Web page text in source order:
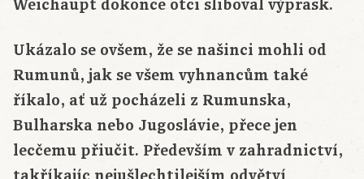
Weichaupt dokonce otci sliboval výprask.
Ukázalo se ovšem, že se našinci mohli od
Rumunů, jak se všem vyhnancům také
říkalo, ať už pocházeli z Rumunska,
Bulharska nebo Jugoslávie, přece jen
lecčemu přiučit. Především v zahradnictví,